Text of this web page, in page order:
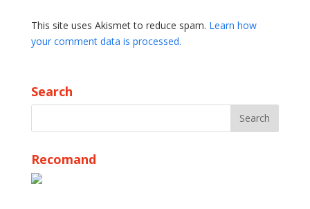
This site uses Akismet to reduce spam. Learn how
your comment data is processed.
Search
Recomand